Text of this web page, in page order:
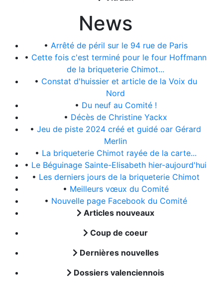
News
• Arrêté de péril sur le 94 rue de Paris
• Cette fois c'est terminé pour le four Hoffmann
de la briqueterie Chimot...
• Constat d'huissier et article de la Voix du
Nord
• Du neuf au Comité !
• Décès de Christine Yackx
• Jeu de piste 2024 créé et guidé oar Gérard
Merlin
• La briqueterie Chimot rayée de la carte...
• Le Béguinage Sainte-Elisabeth hier-aujourd'hui
• Les derniers jours de la briqueterie Chimot
• Meilleurs vœux du Comité
• Nouvelle page Facebook du Comité
Articles nouveaux
Coup de coeur
Dernières nouvelles
Dossiers valenciennois